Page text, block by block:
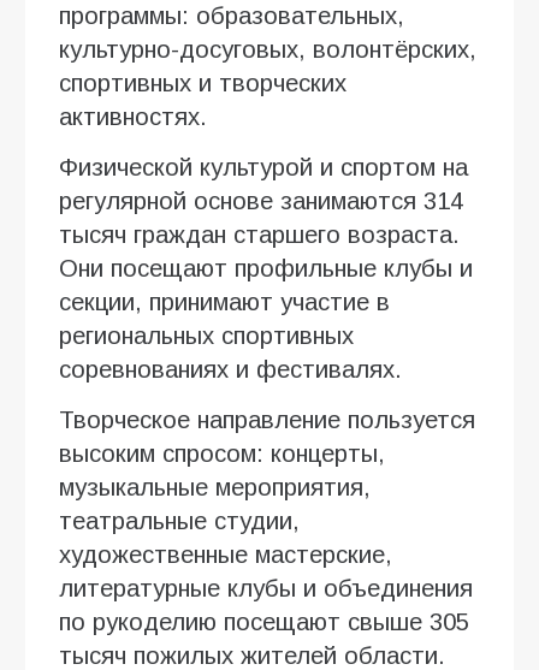
программы: образовательных,
культурно-досуговых, волонтёрских,
спортивных и творческих
активностях.
Физической культурой и спортом на
регулярной основе занимаются 314
тысяч граждан старшего возраста.
Они посещают профильные клубы и
секции, принимают участие в
региональных спортивных
соревнованиях и фестивалях.
Творческое направление пользуется
высоким спросом: концерты,
музыкальные мероприятия,
театральные студии,
художественные мастерские,
литературные клубы и объединения
по рукоделию посещают свыше 305
тысяч пожилых жителей области.